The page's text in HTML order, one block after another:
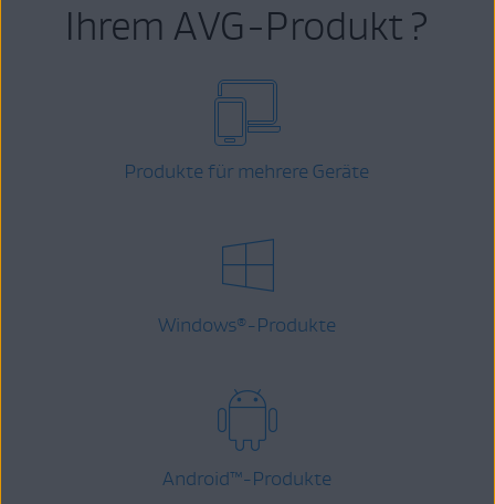
Ihrem AVG-Produkt ?
Produkte für mehrere Geräte
Windows® -Produkte
Android™-Produkte